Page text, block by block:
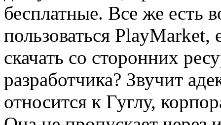
бесплатные. Все же есть
пользоваться
скачать со сторонних
разработчика? Звучит
относится к Гуглу,